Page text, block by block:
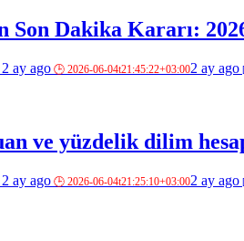
Son Dakika Kararı:
2 ay ago 2 ay ago
ve yüzdelik dilim
2 ay ago 2 ay ago